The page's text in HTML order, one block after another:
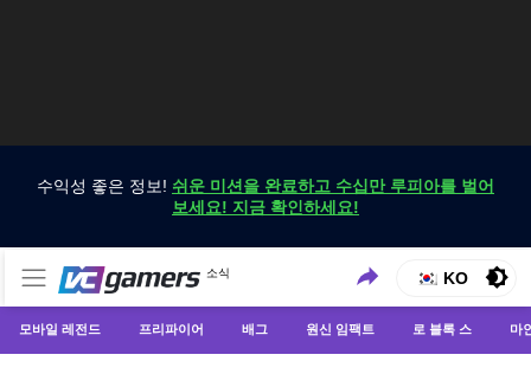
수익성 좋은 정보! 쉬운 미션을 완료하고 수십만 루피아를 벌어
보세요! 지금 확인하세요!
VCGamers 뉴스
소식
VCGamers에서만 최신 게임 뉴스 받기
KO
모바일 레전드 프리파이어 배그 원신 임팩트 로 블록 스 마